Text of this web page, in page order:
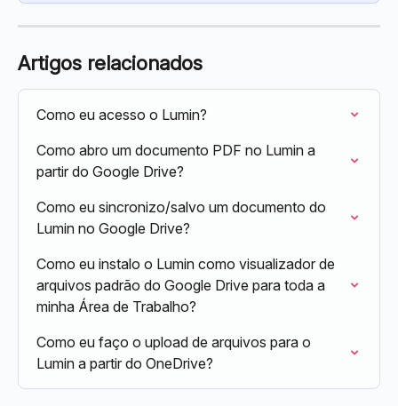
Artigos relacionados
Como eu acesso o Lumin?
Como abro um documento PDF no Lumin a
partir do Google Drive?
Como eu sincronizo/salvo um documento do
Lumin no Google Drive?
Como eu instalo o Lumin como visualizador de
arquivos padrão do Google Drive para toda a
minha Área de Trabalho?
Como eu faço o upload de arquivos para o
Lumin a partir do OneDrive?